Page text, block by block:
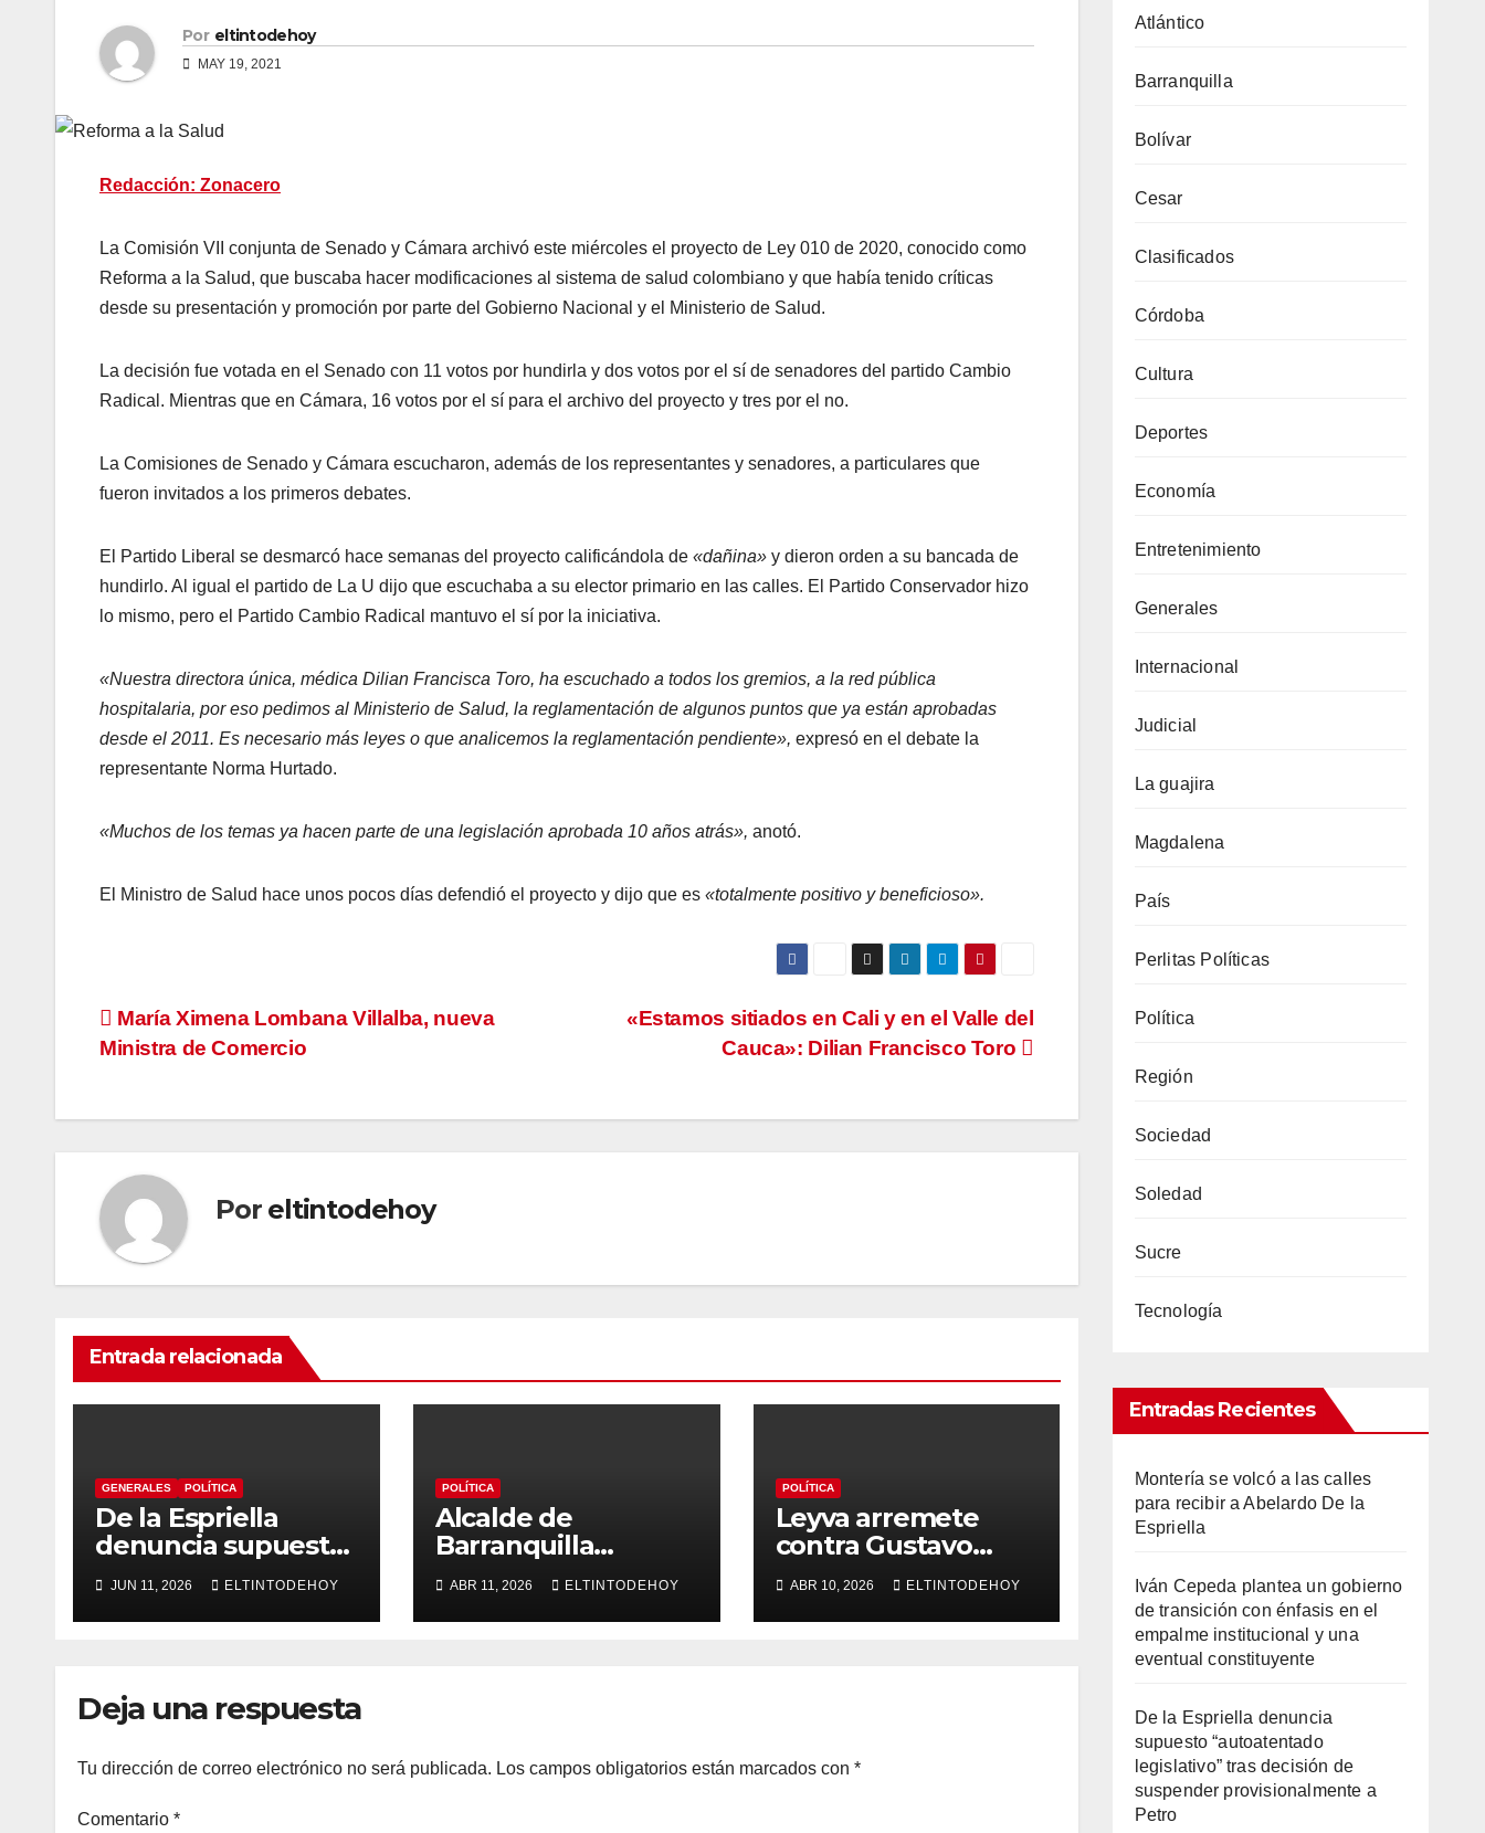
Por eltintodehoy
MAY 19, 2021
Redacción: Zonacero
La Comisión VII conjunta de Senado y Cámara archivó este miércoles el proyecto de Ley 010 de 2020, conocido como
Reforma a la Salud, que buscaba hacer modificaciones al sistema de salud colombiano y que había tenido críticas
desde su presentación y promoción por parte del Gobierno Nacional y el Ministerio de Salud.
La decisión fue votada en el Senado con 11 votos por hundirla y dos votos por el sí de senadores del partido Cambio
Radical. Mientras que en Cámara, 16 votos por el sí para el archivo del proyecto y tres por el no.
La Comisiones de Senado y Cámara escucharon, además de los representantes y senadores, a particulares que
fueron invitados a los primeros debates.
El Partido Liberal se desmarcó hace semanas del proyecto calificándola de «dañina» y dieron orden a su bancada de
hundirlo. Al igual el partido de La U dijo que escuchaba a su elector primario en las calles. El Partido Conservador hizo
lo mismo, pero el Partido Cambio Radical mantuvo el sí por la iniciativa.
«Nuestra directora única, médica Dilian Francisca Toro, ha escuchado a todos los gremios, a la red pública
hospitalaria, por eso pedimos al Ministerio de Salud, la reglamentación de algunos puntos que ya están aprobadas
desde el 2011. Es necesario más leyes o que analicemos la reglamentación pendiente», expresó en el debate la
representante Norma Hurtado.
«Muchos de los temas ya hacen parte de una legislación aprobada 10 años atrás», anotó.
El Ministro de Salud hace unos pocos días defendió el proyecto y dijo que es «totalmente positivo y beneficioso».
Navegación
entradas
«Estamos sitiados en Cali y en el Valle del
Cauca»: Dilian Francisco Toro
María Ximena Lombana Villalba, nueva
Ministra de Comercio
Por eltintodehoy
Entrada relacionada
GENERALES POLÍTICA
De la Espriella
denuncia supuesto
“autoatentado
legislativo” tras
decisión de
Petro
JUN 11, 2026 ELTINTODEHOY
POLÍTICA
Alcalde de
Barranquilla
arremete contra la
paz total:
«Protegen es a los
ABR 11, 2026 ELTINTODEHOY
POLÍTICA
Leyva arremete
contra Gustavo
Petro y denuncia
“persecución atroz”
tras investigación
ABR 10, 2026 ELTINTODEHOY
Deja una respuesta
Tu dirección de correo electrónico no será publicada. Los campos obligatorios están marcados con *
Comentario *
Atlántico
Barranquilla
Bolívar
Cesar
Clasificados
Córdoba
Cultura
Deportes
Economía
Entretenimiento
Generales
Internacional
Judicial
La guajira
Magdalena
País
Perlitas Políticas
Política
Región
Sociedad
Soledad
Sucre
Tecnología
Entradas Recientes
Montería se volcó a las calles
para recibir a Abelardo De la
Espriella
Iván Cepeda plantea un gobierno
de transición con énfasis en el
empalme institucional y una
eventual constituyente
De la Espriella denuncia
supuesto “autoatentado
legislativo” tras decisión de
suspender provisionalmente a
Petro